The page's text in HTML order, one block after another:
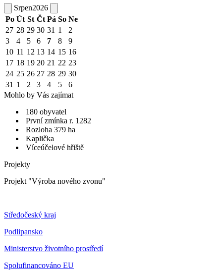
Srpen2026
Po Út St Čt Pá So Ne
27 28 29 30 31 1
2
3
4 5 6 7 8
9
10 11 12 13 14 15 16
17 18 19 20 21 22 23
24 25 26 27 28 29 30
31 1 2 3 4 5
6
Mohlo by Vás zajímat
180 obyvatel
První zmínka r. 1282
Rozloha 379 ha
Kaplička
Víceúčelové hřiště
Projekty
Projekt "Výroba nového zvonu"
Středočeský kraj
Podlipansko
Ministerstvo životního prostředí
Spolufinancováno EU